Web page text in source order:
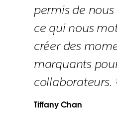
permis de
ce qui nous
créer des
marquants
collaborateurs.
Tiffany Chan